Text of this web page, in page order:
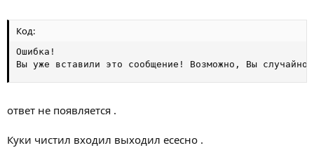
Код:
Ошибка!
Вы уже вставили это сообщение! Возможно, Вы
ответ не появляется .
Куки чистил входил выходил есесно .